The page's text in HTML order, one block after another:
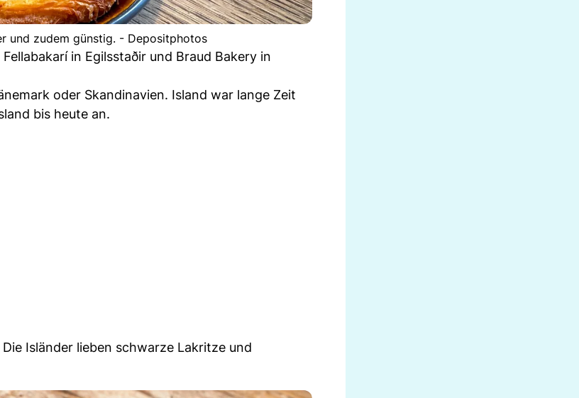
und zudem günstig. - Depositphotos
in Egilsstaðir und Braud Bakery in
oder Skandinavien. Island war lange Zeit
bis heute an.
Isländer lieben schwarze Lakritze und